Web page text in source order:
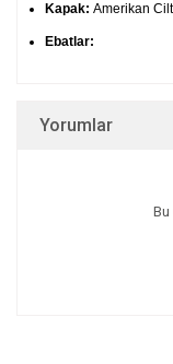
Kapak: Amerikan Cilt
Ebatlar:
Yorumlar
Bu